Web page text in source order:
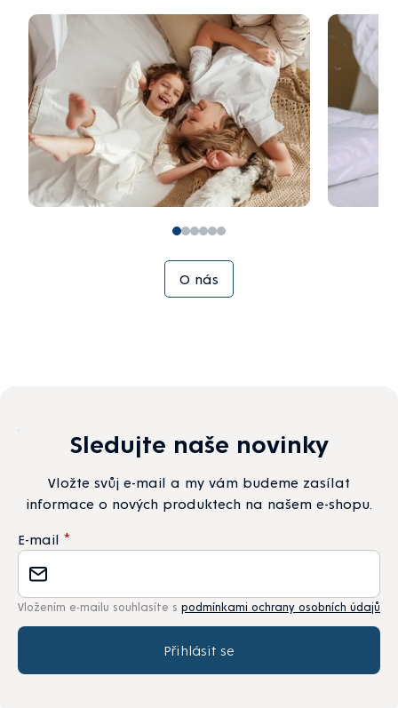
O nás
Sledujte naše novinky
Vložte svůj e-mail a my vám budeme zasílat
informace o nových produktech na našem e-shopu.
E-mail
Vložením e-mailu souhlasíte s podmínkami ochrany osobních údajů
Přihlásit se